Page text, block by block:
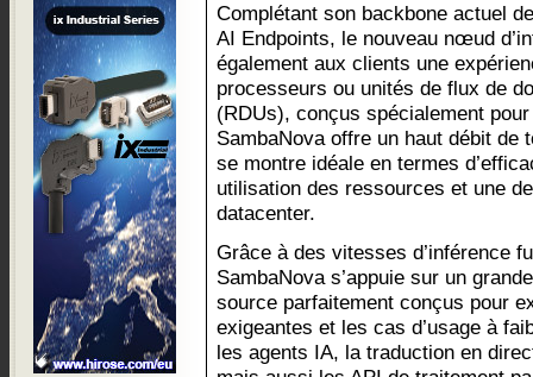
Complétant son backbone actuel
AI Endpoints, le nouveau nœud
également aux clients une
processeurs ou unités de flux de
(RDUs), conçus spécialement
SambaNova offre un haut débit de
se montre idéale en termes
utilisation des ressources et une
datacenter.
Grâce à des vitesses d’inférence
SambaNova s’appuie sur un
source parfaitement conçus pour
exigeantes et les cas d’usage à
les agents IA, la traduction en